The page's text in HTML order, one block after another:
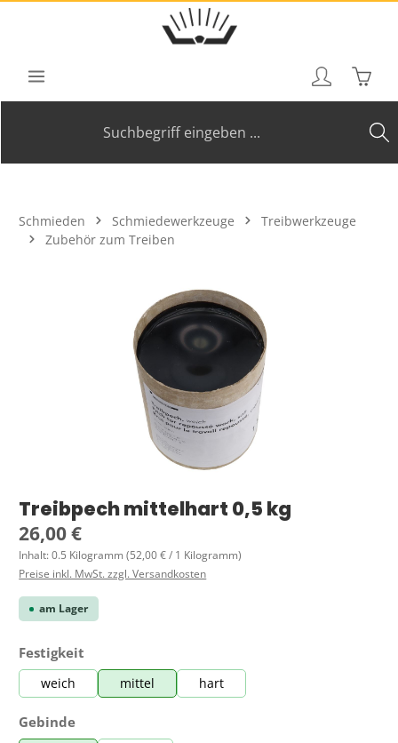
Zum Hauptinhalt springen
Schmieden Schmiedewerkzeuge
Treibwerkzeuge
Zubehör zum Treiben
Bildergalerie überspringen
Treibpech mittelhart 0,5 kg
Regulärer Preis:
26,00 €
Inhalt:0.5 Kilogramm(52,00 € / 1 Kilogramm)
Preise inkl. MwSt. zzgl. Versandkosten
am Lager
Festigkeit
weich mittel hart
Gebindeauswählen